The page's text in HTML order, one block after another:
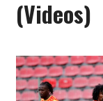
(Videos)